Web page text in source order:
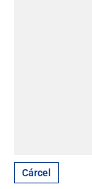
Cárcel